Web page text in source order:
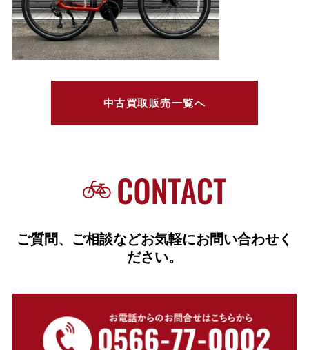
中古買取販売一覧へ
ご質問、ご相談などお気軽にお問い合わせく
ださい。